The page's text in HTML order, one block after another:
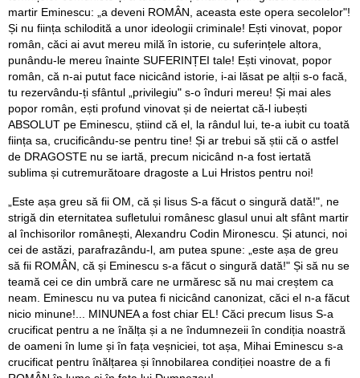
martir Eminescu: „a deveni ROMÂN, aceasta este opera secolelor"!
Și nu ființa schilodită a unor ideologii criminale! Ești vinovat, popor
român, căci ai avut mereu milă în istorie, cu suferințele altora,
punându-le mereu înainte SUFERINȚEI tale! Ești vinovat, popor
român, că n-ai putut face nicicând istorie, i-ai lăsat pe alții s-o facă,
tu rezervându-ți sfântul „privilegiu" s-o înduri mereu! Și mai ales
popor român, ești profund vinovat și de neiertat că-l iubești
ABSOLUT pe Eminescu, știind că el, la rândul lui, te-a iubit cu toată
ființa sa, crucificându-se pentru tine! Și ar trebui să știi că o astfel
de DRAGOSTE nu se iartă, precum nicicând n-a fost iertată
sublima și cutremurătoare dragoste a Lui Hristos pentru noi!
„Este așa greu să fii OM, că și Iisus S-a făcut o singură dată!", ne
strigă din eternitatea sufletului românesc glasul unui alt sfânt martir
al închisorilor românești, Alexandru Codin Mironescu. Și atunci, noi
cei de astăzi, parafrazându-l, am putea spune: „este așa de greu
să fii ROMÂN, că și Eminescu s-a făcut o singură dată!" Și să nu se
teamă cei ce din umbră care ne urmăresc să nu mai creștem ca
neam. Eminescu nu va putea fi nicicând canonizat, căci el n-a făcut
nicio minune!... MINUNEA a fost chiar EL! Căci precum Iisus S-a
crucificat pentru a ne înălța și a ne îndumnezeii în condiția noastră
de oameni în lume și în fața veșniciei, tot așa, Mihai Eminescu s-a
crucificat pentru înălțarea și înnobilarea condiției noastre de a fi